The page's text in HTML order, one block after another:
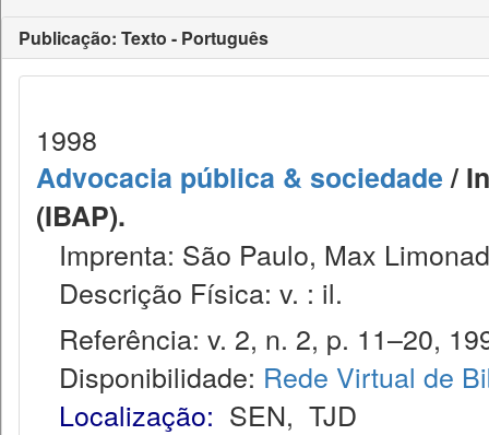
Publicação: Texto - Português
1998
Advocacia pública & sociedade/
(IBAP).
Imprenta: São Paulo, Max
Descrição Física: v. : il.
Referência: v. 2, n. 2, p. 11–20,
Disponibilidade: Rede Virtual de
Localização: SEN, TJD